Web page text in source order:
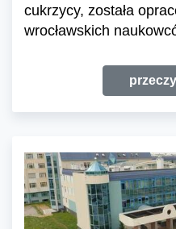
cukrzycy, została
wrocławskich